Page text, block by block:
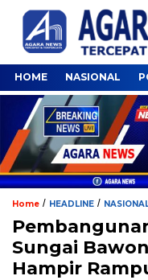
HOME NASIONAL
Home / HEADLINE /
Sungai
Hampir